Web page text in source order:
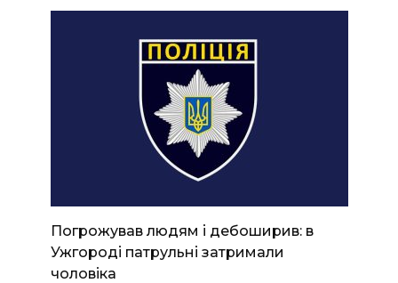
Погрожував людям і дебоширив: в
Ужгороді патрульні затримали
чоловіка